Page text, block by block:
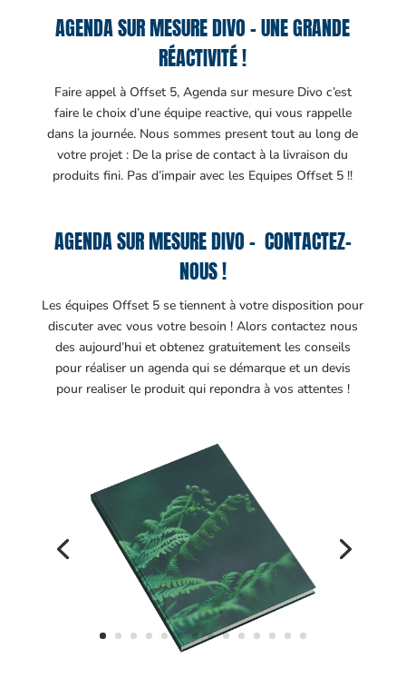
AGENDA SUR MESURE DIVO – UNE GRANDE
RÉACTIVITÉ !
Faire appel à Offset 5, Agenda sur mesure Divo c’est
faire le choix d’une équipe reactive, qui vous rappelle
dans la journée. Nous sommes present tout au long de
votre projet : De la prise de contact à la livraison du
produits fini. Pas d’impair avec les Equipes Offset 5 !!
AGENDA SUR MESURE DIVO – CONTACTEZ-
NOUS !
Les équipes Offset 5 se tiennent à votre disposition pour
discuter avec vous votre besoin ! Alors contactez nous
des aujourd’hui et obtenez gratuitement les conseils
pour réaliser un agenda qui se démarque et un devis
pour realiser le produit qui repondra à vos attentes !